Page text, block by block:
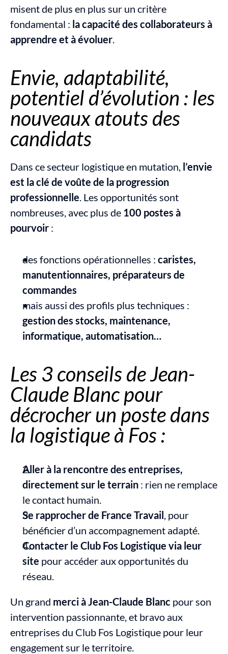
misent de plus en plus sur un critère
fondamental : la capacité des collaborateurs à
apprendre et à évoluer.
Envie, adaptabilité,
potentiel d’évolution : les
nouveaux atouts des
candidats
Dans ce secteur logistique en mutation, l’envie
est la clé de voûte de la progression
professionnelle. Les opportunités sont
nombreuses, avec plus de 100 postes à
pourvoir :
des fonctions opérationnelles : caristes,
manutentionnaires, préparateurs de
commandes
gestion des stocks, maintenance,
informatique, automatisation…
Les 3 conseils de Jean-
Claude Blanc pour
décrocher un poste dans
la logistique à Fos :
Aller à la rencontre des entreprises,
directement sur le terrain : rien ne remplace
le contact humain.
Se rapprocher de France Travail, pour
bénéficier d’un accompagnement adapté.
Contacter le Club Fos Logistique via leur
site pour accéder aux opportunités du
réseau.
Un grand merci à Jean-Claude Blanc pour son
intervention passionnante, et bravo aux
entreprises du Club Fos Logistique pour leur
engagement sur le territoire.